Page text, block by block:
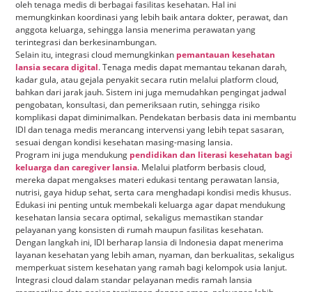
oleh tenaga medis di berbagai fasilitas kesehatan. Hal ini
memungkinkan koordinasi yang lebih baik antara dokter, perawat, dan
anggota keluarga, sehingga lansia menerima perawatan yang
terintegrasi dan berkesinambungan.
Selain itu, integrasi cloud memungkinkan pemantauan kesehatan
lansia secara digital. Tenaga medis dapat memantau tekanan darah,
kadar gula, atau gejala penyakit secara rutin melalui platform cloud,
bahkan dari jarak jauh. Sistem ini juga memudahkan pengingat jadwal
pengobatan, konsultasi, dan pemeriksaan rutin, sehingga risiko
komplikasi dapat diminimalkan. Pendekatan berbasis data ini membantu
IDI dan tenaga medis merancang intervensi yang lebih tepat sasaran,
sesuai dengan kondisi kesehatan masing-masing lansia.
Program ini juga mendukung pendidikan dan literasi kesehatan bagi
keluarga dan caregiver lansia. Melalui platform berbasis cloud,
mereka dapat mengakses materi edukasi tentang perawatan lansia,
nutrisi, gaya hidup sehat, serta cara menghadapi kondisi medis khusus.
Edukasi ini penting untuk membekali keluarga agar dapat mendukung
kesehatan lansia secara optimal, sekaligus memastikan standar
pelayanan yang konsisten di rumah maupun fasilitas kesehatan.
Dengan langkah ini, IDI berharap lansia di Indonesia dapat menerima
layanan kesehatan yang lebih aman, nyaman, dan berkualitas, sekaligus
memperkuat sistem kesehatan yang ramah bagi kelompok usia lanjut.
Integrasi cloud dalam standar pelayanan medis ramah lansia